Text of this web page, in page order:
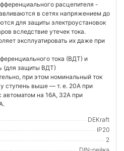
расцепителя -
в сетях напряжением до
для защиты электроустановок
вследствие утечек тока.
эксплуатировать их даже при
тока (ВДТ) и
(для защиты ВДТ)
при этом номинальный ток
ступень выше — т. е. 20А при
автоматом на 16А, 32А при
DEKraft
IP20
2